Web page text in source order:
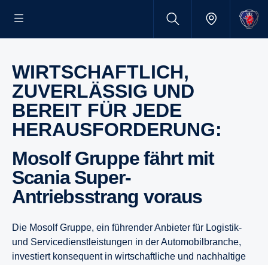
WIRTSCHAFTLICH,
ZUVERLÄSSIG UND
BEREIT FÜR JEDE
HERAUSFORDERUNG:
Mosolf Gruppe fährt mit
Scania Super-
Antriebsstrang voraus
Die Mosolf Gruppe, ein führender Anbieter für Logistik-
und Servicedienstleistungen in der Automobilbranche,
investiert konsequent in wirtschaftliche und nachhaltige